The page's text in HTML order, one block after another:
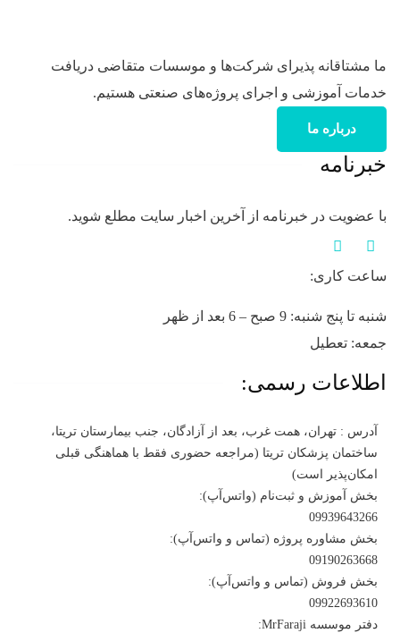
ما مشتاقانه پذیرای شرکت‌ها و موسسات متقاضی دریافت
خدمات آموزشی و اجرای پروژه‌های صنعتی هستیم.
درباره ما
خبرنامه
با عضویت در خبرنامه از آخرین اخبار سایت مطلع شوید.
ساعت کاری:
شنبه تا پنج شنبه: 9 صبح – 6 بعد از ظهر
جمعه: تعطیل
اطلاعات رسمی:
آدرس : تهران، همت غرب، بعد از آزادگان، جنب بیمارستان تریتا،
ساختمان پزشکان تریتا (مراجعه حضوری فقط با هماهنگی قبلی
امکان‌پذیر است)
بخش آموزش و ثبت‌نام (واتس‌آپ):
09939643266
بخش مشاوره پروژه (تماس و واتس‌آپ):
09190263668
بخش فروش (تماس و واتس‌آپ):
09922693610
دفتر موسسه MrFaraji: